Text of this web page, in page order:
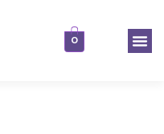
0